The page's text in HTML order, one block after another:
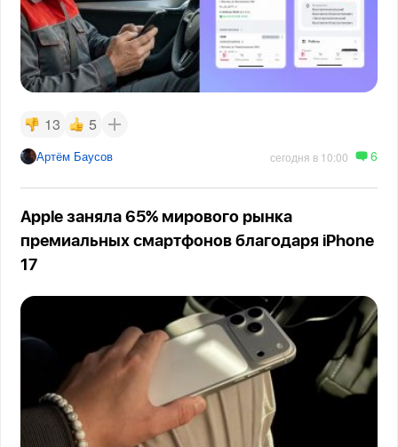
13 5
Артём Баусов сегодня в 10:00 6
Apple заняла 65% мирового рынка
премиальных смартфонов благодаря iPhone
17